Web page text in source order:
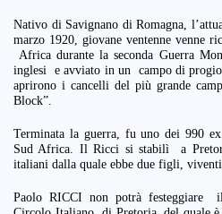
Nativo di Savignano di Romagna,
marzo 1920, giovane ventenne venne
Africa durante la seconda Guerra
inglesi e avviato in un campo di
aprirono i cancelli del più grande
Block”.
Terminata la guerra, fu uno dei 990
Sud Africa. Il Ricci si stabilì a
italiani dalla quale ebbe due figli,
Paolo RICCI non potrà festeggiare